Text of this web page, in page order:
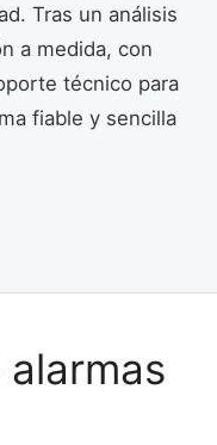
Tras un análisis
a medida, con
técnico para
fiable y sencilla